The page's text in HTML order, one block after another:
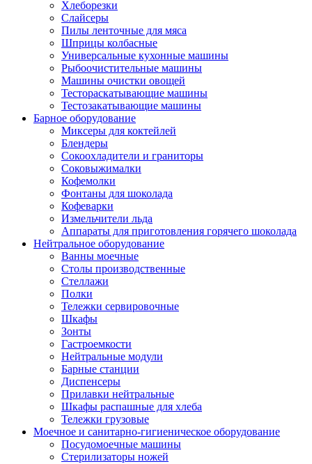
Хлеборезки
Слайсеры
Пилы ленточные для мяса
Шприцы колбасные
Универсальные кухонные машины
Рыбоочистительные машины
Машины очистки овощей
Тестораскатывающие машины
Тестозакатывающие машины
Барное оборудование
Миксеры для коктейлей
Блендеры
Сокоохладители и граниторы
Соковыжималки
Кофемолки
Фонтаны для шоколада
Кофеварки
Измельчители льда
Аппараты для приготовления горячего шоколада
Нейтральное оборудование
Ванны моечные
Столы производственные
Стеллажи
Полки
Тележки сервировочные
Шкафы
Зонты
Гастроемкости
Нейтральные модули
Барные станции
Диспенсеры
Прилавки нейтральные
Шкафы распашные для хлеба
Тележки грузовые
Моечное и санитарно-гигиеническое оборудование
Посудомоечные машины
Стерилизаторы ножей